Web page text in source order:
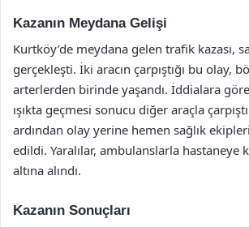
Kazanın Meydana Gelişi
Kurtköy’de meydana gelen trafik kazası,
gerçekleşti. İki aracın çarpıştığı bu olay,
arterlerden birinde yaşandı. İddialara göre,
ışıkta geçmesi sonucu diğer araçla
ardından olay yerine hemen sağlık
edildi. Yaralılar, ambulanslarla hastaneye
altına alındı.
Kazanın Sonuçları